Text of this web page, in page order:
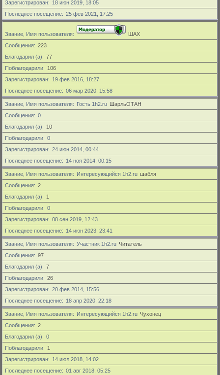
Зарегистрирован
18 июн 2019, 18:05
Последнее посещение
25 фев 2021, 17:25
Звание, Имя пользователя
ШАХ
Сообщения
223
Благодарил (а)
77
Поблагодарили
106
Зарегистрирован
19 фев 2016, 18:27
Последнее посещение
06 мар 2020, 15:58
Звание, Имя пользователя Гость 1h2.ru ШарльОТАН
Сообщения
0
Благодарил (а)
10
Поблагодарили
0
Зарегистрирован
24 июн 2014, 00:44
Последнее посещение
14 ноя 2014, 00:15
Звание, Имя пользователя Интересующийся 1h2.ru шабля
Сообщения
2
Благодарил (а)
1
Поблагодарили
0
Зарегистрирован
08 сен 2019, 12:43
Последнее посещение
14 июн 2023, 23:41
Звание, Имя пользователя Участник 1h2.ru Читатель
Сообщения
97
Благодарил (а)
7
Поблагодарили
26
Зарегистрирован
20 фев 2014, 15:56
Последнее посещение
18 апр 2020, 22:18
Звание, Имя пользователя Интересующийся 1h2.ru Чухонец
Сообщения
2
Благодарил (а)
0
Поблагодарили
1
Зарегистрирован
14 июл 2018, 14:02
Последнее посещение
01 авг 2018, 05:25